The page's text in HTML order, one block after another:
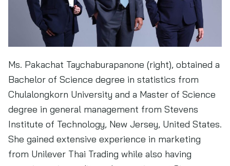
Ms. Pakachat Taychaburapanone (right), obtained a
Bachelor of Science degree in statistics from
Chulalongkorn University and a Master of Science
degree in general management from Stevens
Institute of Technology, New Jersey, United States.
She gained extensive experience in marketing
from Unilever Thai Trading while also having